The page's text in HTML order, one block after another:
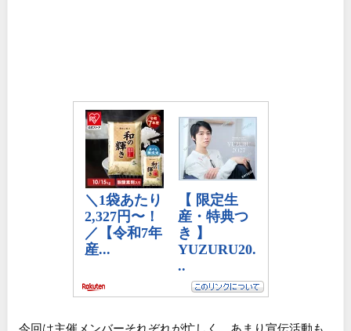
今回は主催メンバーそれぞれが忙しく、あまり宣伝活動も